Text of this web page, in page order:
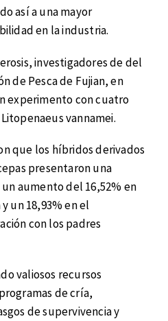
así a una mayor
en la industria.
investigadores de del
de Pesca de Fujian, en
experimento con cuatro
vannamei.
que los híbridos derivados
presentaron una
aumento del 16,52% en
un 18,93% en el
con los padres
valiosos recursos
de cría,
de supervivencia y